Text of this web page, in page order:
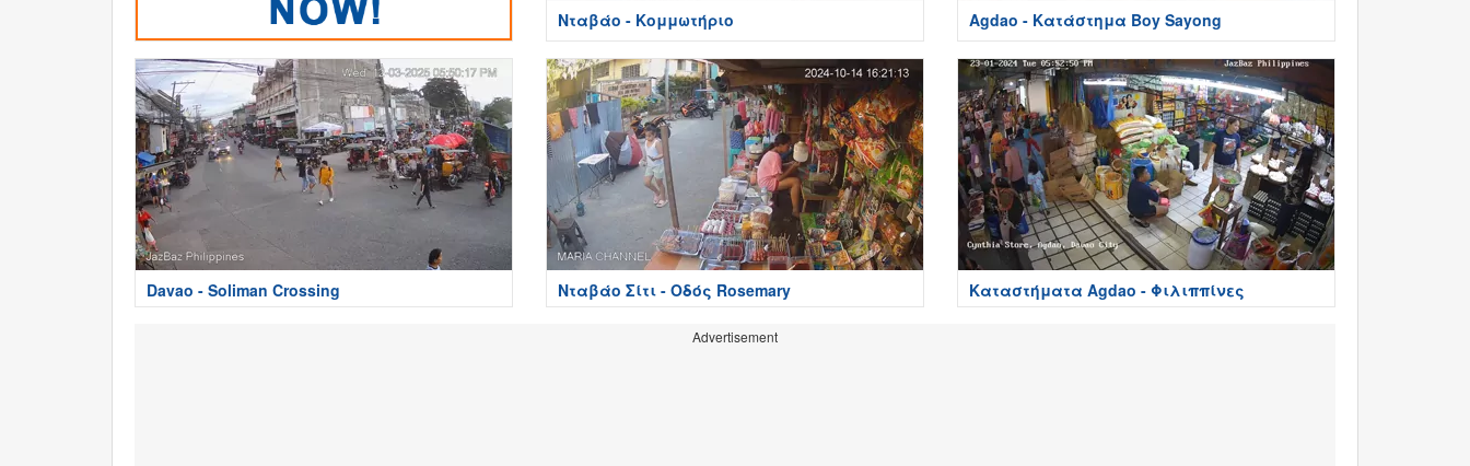
Νταβάο - Κομμωτήριο Agdao - Κατάστημα Boy Sayong
Davao - Soliman Crossing Νταβάο Σίτι - Οδός Rosemary Καταστήματα Agdao - Φιλιππίνες
Advertisement